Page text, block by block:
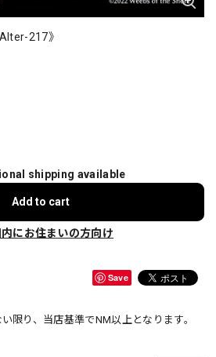
217》
shipping available
Add to cart
内にお住まいの方向け
Save
限り、当店基準でNM以上となります。